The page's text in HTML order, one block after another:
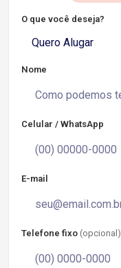
O que você deseja?
Quero Alugar
Nome
Celular / WhatsApp
E-mail
Telefone fixo (opcional)